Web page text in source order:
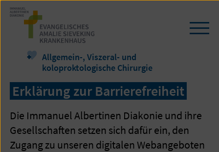
Zum
Seiteninhalt
springen
Allgemein-, Viszeral- und
koloproktologische Chirurgie
Erklärung zur Barrierefreiheit
Die Immanuel Albertinen Diakonie und ihre
Gesellschaften setzen sich dafür ein, den
Zugang zu unseren digitalen Webangeboten